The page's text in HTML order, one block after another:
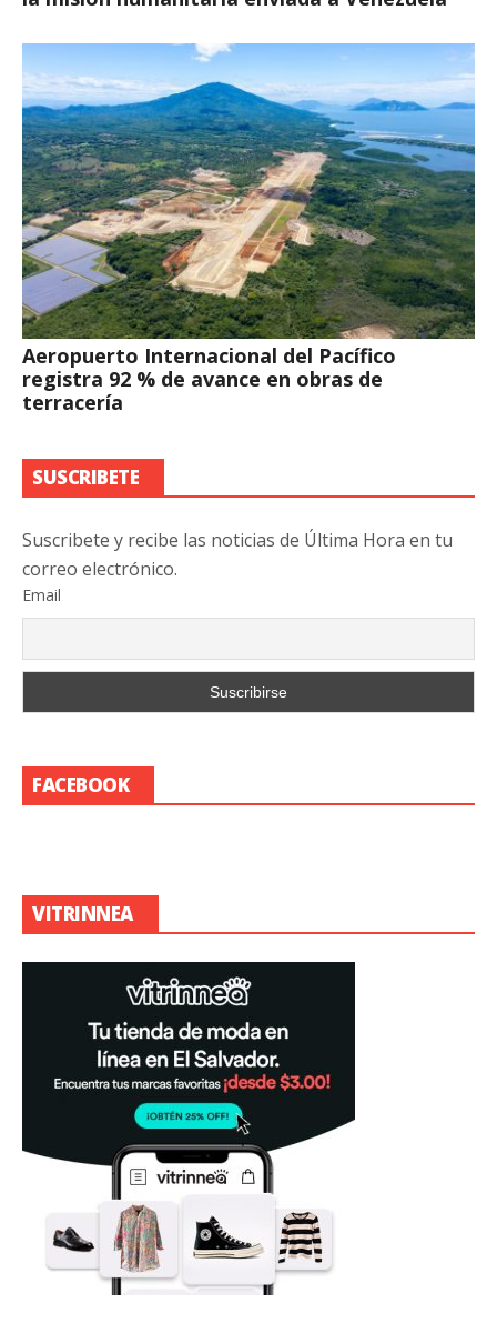
Aeropuerto Internacional del Pacífico
registra 92 % de avance en obras de
terracería
SUSCRIBETE
Suscribete y recibe las noticias de Última Hora en tu
correo electrónico.
Email
FACEBOOK
VITRINNEA